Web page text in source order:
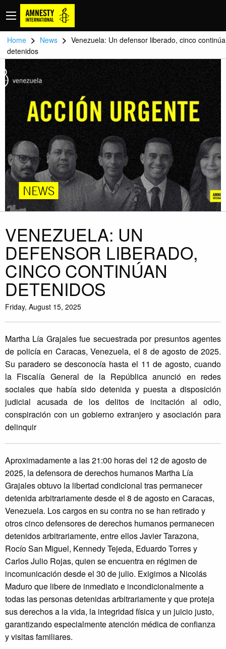
Home > News > Venezuela: Un defensor liberado, cinco
detenidos
NEWS
VENEZUELA: UN
DEFENSOR LIBERADO,
CINCO CONTINÚAN
DETENIDOS
Friday, August 15, 2025
Martha Lía Grajales fue secuestrada por presuntos agentes
de policía en Caracas, Venezuela, el 8 de agosto de 2025.
Su paradero se desconocía hasta el 11 de agosto, cuando
la Fiscalía General de la República anunció en redes
sociales que había sido detenida y puesta a disposición
judicial acusada de los delitos de incitación al odio,
conspiración con un gobierno extranjero y asociación para
delinquir
Aproximadamente a las 21:00 horas del 12 de agosto de
2025, la defensora de derechos humanos Martha Lía
Grajales obtuvo la libertad condicional tras permanecer
detenida arbitrariamente desde el 8 de agosto en Caracas,
Venezuela. Los cargos en su contra no se han retirado y
otros cinco defensores de derechos humanos permanecen
detenidos arbitrariamente, entre ellos Javier Tarazona,
Rocío San Miguel, Kennedy Tejeda, Eduardo Torres y
Carlos Julio Rojas, quien se encuentra en régimen de
incomunicación desde el 30 de julio. Exigimos a Nicolás
Maduro que libere de inmediato e incondicionalmente a
todas las personas detenidas arbitrariamente y que proteja
sus derechos a la vida, la integridad física y un juicio justo,
garantizando especialmente atención médica de confianza
y visitas familiares.